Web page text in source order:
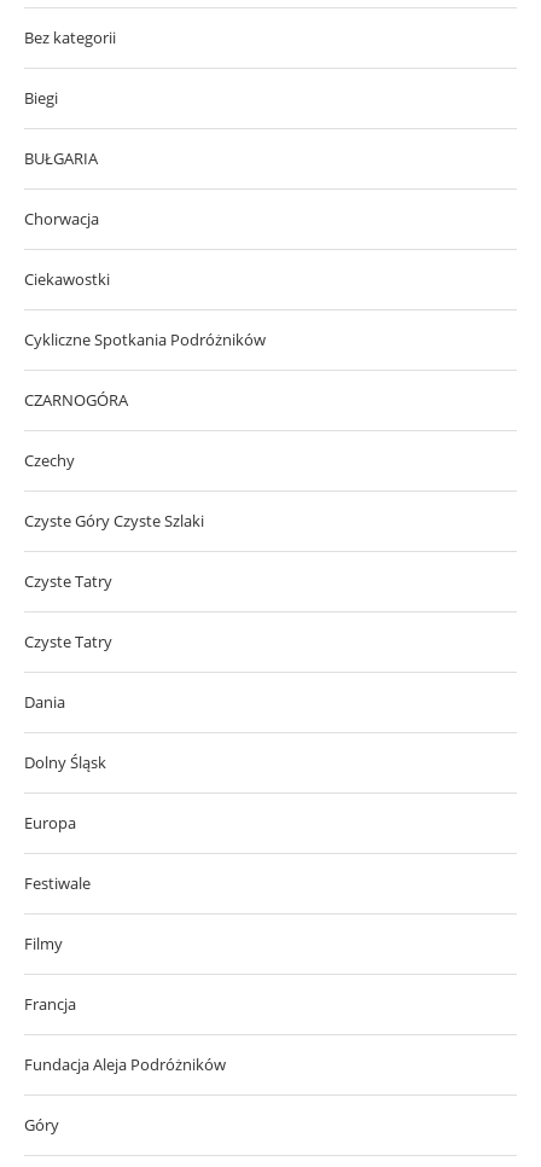
Bez kategorii
Biegi
BUŁGARIA
Chorwacja
Ciekawostki
Cykliczne Spotkania Podróżników
CZARNOGÓRA
Czechy
Czyste Góry Czyste Szlaki
Czyste Tatry
Czyste Tatry
Dania
Dolny Śląsk
Europa
Festiwale
Filmy
Francja
Fundacja Aleja Podróżników
Góry